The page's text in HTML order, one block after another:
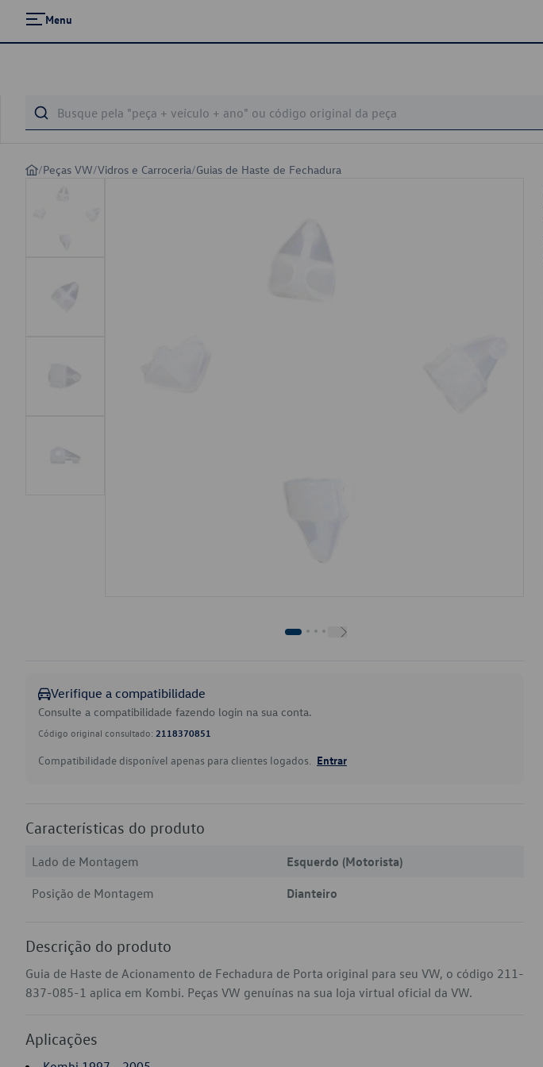
Menu
/Peças VW/Vidros e Carroceria/Guias de Haste de Fechadura
Verifique a compatibilidade
Consulte a compatibilidade fazendo login na sua conta.
Código original consultado: 2118370851
Compatibilidade disponível apenas para clientes logados. Entrar
Características do produto
Lado de Montagem
Esquerdo (Motorista)
Posição de Montagem
Dianteiro
Descrição do produto
Guia de Haste de Acionamento de Fechadura de Porta original para seu VW, o código 211-
837-085-1 aplica em Kombi. Peças VW genuínas na sua loja virtual oficial da VW.
Aplicações